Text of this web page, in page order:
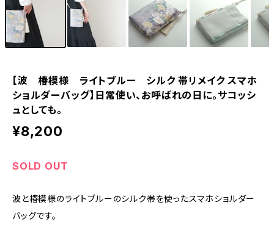
【波 椿模様 ライトブルー シルク 帯リメイク スマホ
ショルダーバッグ】日常使い、お呼ばれの日に。サコッシ
ュとしても。
¥8,200
SOLD OUT
波と椿模様のライトブルーのシルク帯を使ったスマホショルダー
バッグです。